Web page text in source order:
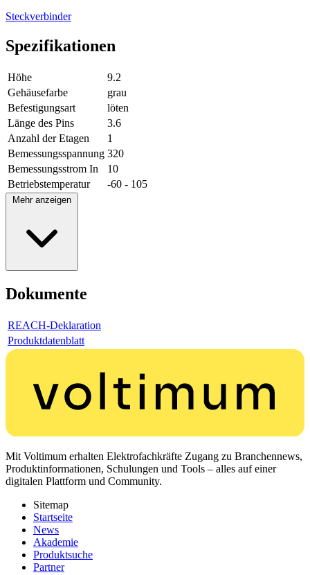
Steckverbinder
Spezifikationen
Höhe
9.2
Gehäusefarbe
grau
Befestigungsart
löten
Länge des Pins
3.6
Anzahl der Etagen
1
Bemessungsspannung 320
Bemessungsstrom In
10
Betriebstemperatur
-60 - 105
Mehr anzeigen
Dokumente
REACH-Deklaration
Produktdatenblatt
Mit Voltimum erhalten Elektrofachkräfte Zugang zu Branchennews,
Produktinformationen, Schulungen und Tools – alles auf einer
digitalen Plattform und Community.
Sitemap
Startseite
News
Akademie
Produktsuche
Partner